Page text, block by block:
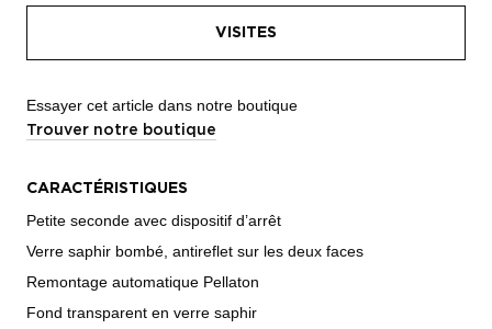
VISITES
Essayer cet article dans notre boutique
Trouver notre boutique
CARACTÉRISTIQUES
Petite seconde avec dispositif d’arrêt
Verre saphir bombé, antireflet sur les deux faces
Remontage automatique Pellaton
Fond transparent en verre saphir